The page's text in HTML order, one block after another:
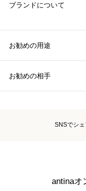
ブランドについて
お勧めの用途
お勧めの相手
SNSでシェ
antinaオ